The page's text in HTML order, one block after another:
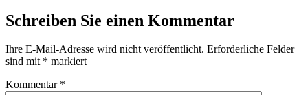
Schreiben Sie einen Kommentar
Ihre E-Mail-Adresse wird nicht veröffentlicht. Erforderliche Felder
sind mit * markiert
Kommentar *